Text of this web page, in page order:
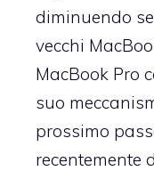
diminuendo
vecchi
MacBook Pro
suo
prossimo
recentemente